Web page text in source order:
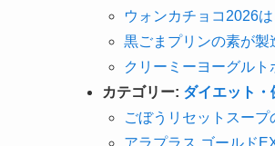
ウォンカチョコ2026
黒ごまプリンの素が製
クリーミーヨーグルト
カテゴリー: ダイエット・
ごぼうリセットスープ